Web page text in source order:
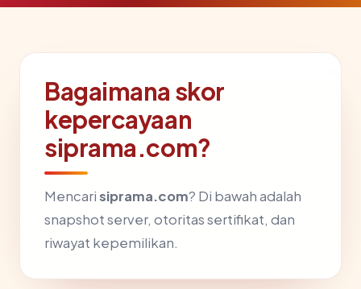
Bagaimana skor
kepercayaan
siprama.com?
Mencarisiprama.com? Di bawah adalah
snapshot server, otoritas sertifikat, dan
riwayat kepemilikan.